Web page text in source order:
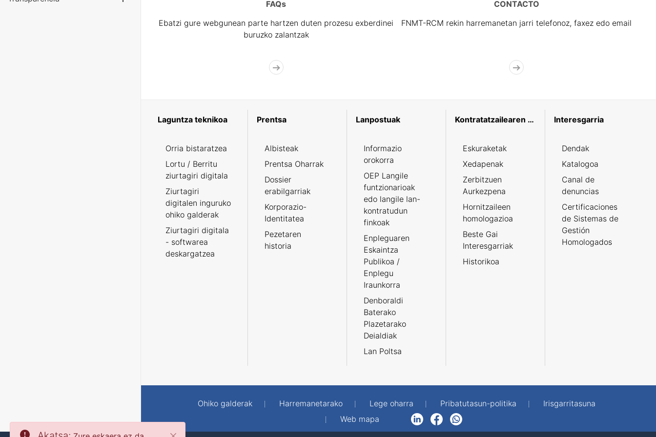
FAQs
Ebatzi gure webgunean parte hartzen duten prozesu exberdinei
buruzko zalantzak
CONTACTO
FNMT-RCM rekin harremanetan jarri telefonoz, faxez edo email
Laguntza teknikoa
Orria bistaratzea
Lortu / Berritu
ziurtagiri digitala
Ziurtagiri
digitalen inguruko
ohiko galderak
Ziurtagiri digitala
- softwarea
deskargatzea
Prentsa
Albisteak
Prentsa Oharrak
Dossier
erabilgarriak
Korporazio-
Identitatea
Pezetaren
historia
Lanpostuak
Informazio
orokorra
OEP Langile
funtzionarioak
edo langile lan-
kontratudun
finkoak
Enpleguaren
Eskaintza
Publikoa /
Enplegu
Iraunkorra
Denboraldi
Baterako
Plazetarako
Deialdiak
Lan Poltsa
Kontratatzailearen profila
Eskuraketak
Xedapenak
Zerbitzuen
Aurkezpena
Hornitzaileen
homologazioa
Beste Gai
Interesgarriak
Historikoa
Interesgarria
Dendak
Katalogoa
Canal de
denuncias
Certificaciones
de Sistemas de
Gestión
Homologados
Ohiko galderak Harremanetarako Lege oharra Pribatutasun-politika
Irisgarritasuna
Web mapa
LinkedInFacebookWhatsApp